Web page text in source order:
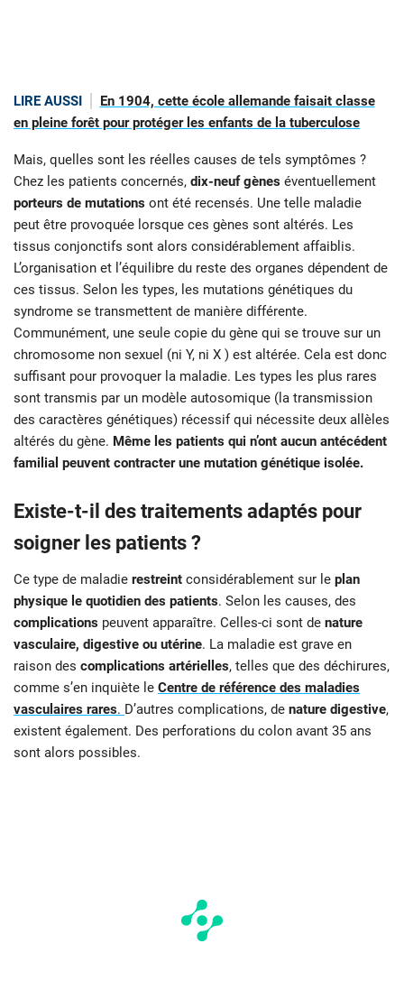
LIRE AUSSI
En 1904, cette école allemande faisait classe
en pleine forêt pour protéger les enfants de la tuberculose
Mais, quelles sont les réelles causes de tels symptômes ?
Chez les patients concernés, dix-neuf gènes éventuellement
porteurs de mutations ont été recensés. Une telle maladie
peut être provoquée lorsque ces gènes sont altérés. Les
tissus conjonctifs sont alors considérablement affaiblis.
L’organisation et l’équilibre du reste des organes dépendent de
ces tissus. Selon les types, les mutations génétiques du
syndrome se transmettent de manière différente.
Communément, une seule copie du gène qui se trouve sur un
chromosome non sexuel (ni Y, ni X ) est altérée. Cela est donc
suffisant pour provoquer la maladie. Les types les plus rares
sont transmis par un modèle autosomique (la transmission
des caractères génétiques) récessif qui nécessite deux allèles
altérés du gène. Même les patients qui n’ont aucun antécédent
familial peuvent contracter une mutation génétique isolée.
Existe-t-il des traitements adaptés pour
soigner les patients ?
Ce type de maladie restreint considérablement sur le plan
physique le quotidien des patients. Selon les causes, des
complications peuvent apparaître. Celles-ci sont de nature
vasculaire, digestive ou utérine. La maladie est grave en
raison des complications artérielles, telles que des déchirures,
comme s’en inquiète le Centre de référence des maladies
vasculaires rares. D’autres complications, de nature digestive,
existent également. Des perforations du colon avant 35 ans
sont alors possibles.